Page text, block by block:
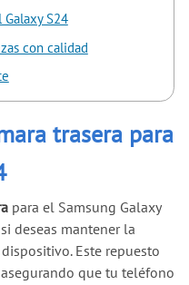
S24
con calidad
trasera para
para el Samsung Galaxy
deseas mantener la
Este repuesto
que tu teléfono